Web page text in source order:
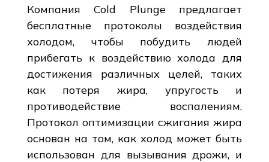
Компания Cold Plunge предлагает
бесплатные протоколы воздействия
холодом, чтобы побудить людей
прибегать к воздействию холода для
достижения различных целей, таких
как потеря жира, упругость и
противодействие воспалениям.
Протокол оптимизации сжигания жира
основан на том, как холод может быть
использован для вызывания дрожи, и